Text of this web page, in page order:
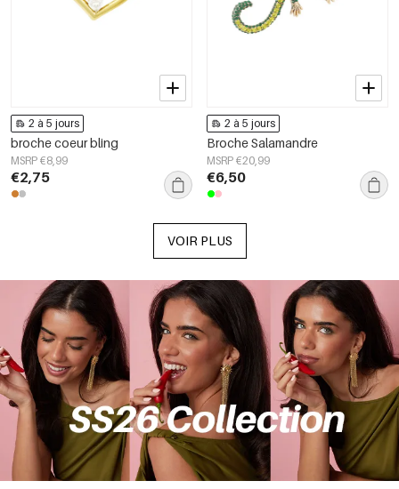
2 à 5 jours
broche coeur bling
MSRP €8,99
€2,75
2 à 5 jours
Broche Salamandre
MSRP €20,99
€6,50
VOIR PLUS